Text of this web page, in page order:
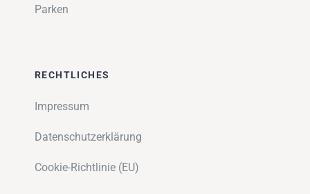
Parken
RECHTLICHES
Impressum
Datenschutzerklärung
Cookie-Richtlinie (EU)